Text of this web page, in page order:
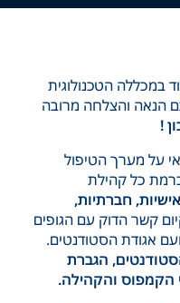
במכללה הטכנולוגית
הנאה והצלחה מרובה
!
על מערך הטיפול
כל קהילת
חברתיות,
קשר הדוק עם הגופים
אגודת הסטודנטים.
הגברת
הקמפוס והקהילה.